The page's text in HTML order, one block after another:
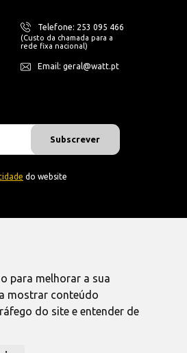
para melhorar a sua
mostrar conteúdo
do site e entender de
Telefone: 253 095 466
(Custo da chamada para a
rede fixa nacional)
Email: geral@watt.pt
Subscrever
do website